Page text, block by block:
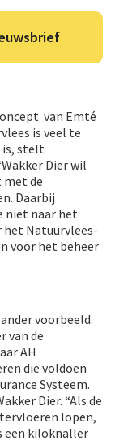
van Emté
is veel te
is, stelt
Dier wil
de
Daarbij
niet naar het
het Natuurvlees-
voor het beheer
voorbeeld.
van de
AH
die voldoen
Systeem.
Dier. “Als de
lopen,
een kiloknaller